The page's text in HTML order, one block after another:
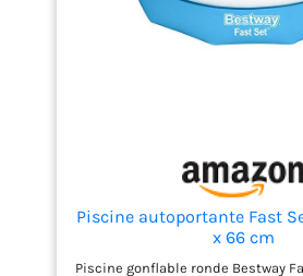
Piscine autoportante Fast
x 66 cm
Piscine gonflable ronde Bestway